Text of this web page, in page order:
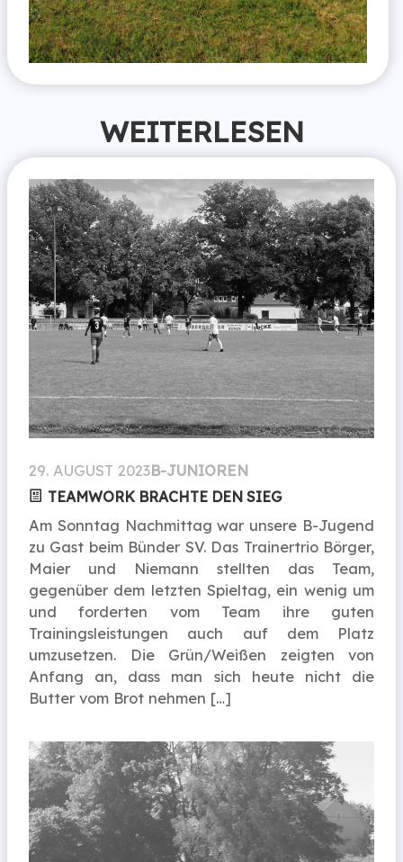
WEITERLESEN
29. AUGUST 2023B-JUNIOREN
TEAMWORK BRACHTE DEN SIEG
Am Sonntag Nachmittag war unsere B-Jugend
zu Gast beim Bünder SV. Das Trainertrio Börger,
Maier und Niemann stellten das Team,
gegenüber dem letzten Spieltag, ein wenig um
und forderten vom Team ihre guten
Trainingsleistungen auch auf dem Platz
umzusetzen. Die Grün/Weißen zeigten von
Anfang an, dass man sich heute nicht die
Butter vom Brot nehmen […]